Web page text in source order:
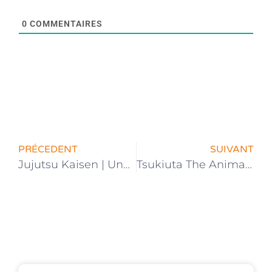
0 COMMENTAIRES
PRÉCEDENT
Jujutsu Kaisen | Une Date de Sortie pour l’Anime
SUIVANT
Tsukiuta The Animation Saison 2 | Date de sortie annoncée